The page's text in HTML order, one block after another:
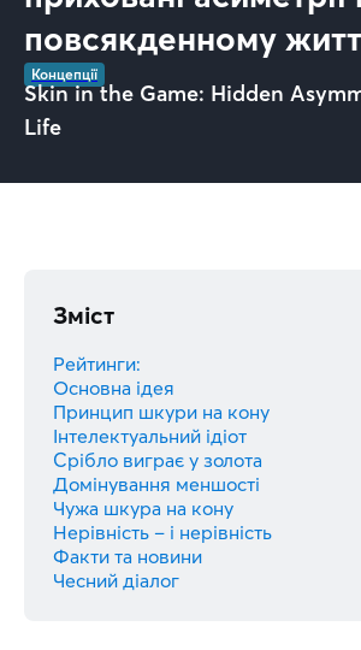
повсякденному
Концепції
Skin in the Game: Hidden
Life
Зміст
Рейтинги:
Основна ідея
Принцип шкури на кону
Інтелектуальний ідіот
Срібло виграє у золота
Домінування меншості
Чужа шкура на кону
Нерівність – і нерівність
Факти та новини
Чесний діалог